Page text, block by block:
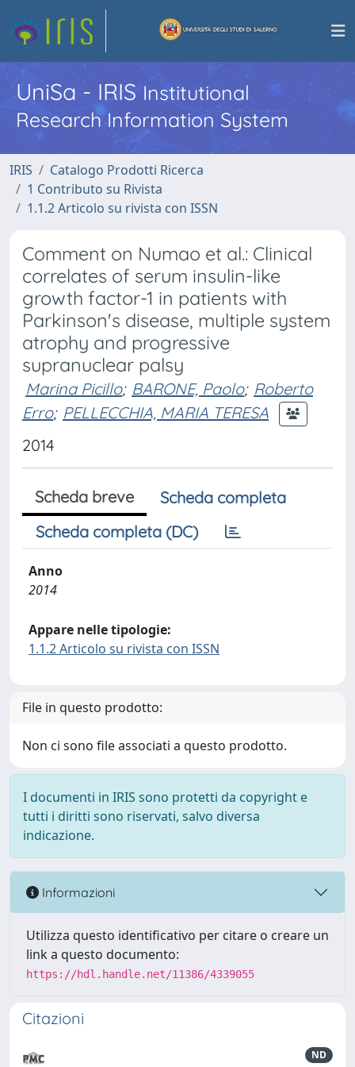
UniSa - IRISInstitutional
Research Information System
IRIS
Catalogo Prodotti Ricerca
1 Contributo su Rivista
1.1.2 Articolo su rivista con ISSN
Comment on Numao et al.: Clinical
correlates of serum insulin-like
growth factor-1 in patients with
Parkinson's disease, multiple system
atrophy and progressive
supranuclear palsy
Marina Picillo; BARONE, Paolo; Roberto
Erro; PELLECCHIA, MARIA TERESA
2014
Scheda breve
Scheda completa
Scheda completa (DC)
Anno
2014
Appare nelle tipologie:
1.1.2 Articolo su rivista con ISSN
File in questo prodotto:
Non ci sono file associati a questo prodotto.
I documenti in IRIS sono protetti da copyright e
tutti i diritti sono riservati, salvo diversa
indicazione.
Informazioni
Utilizza questo identificativo per citare o creare un
link a questo documento:
https://hdl.handle.net/11386/4339055
Citazioni
ND